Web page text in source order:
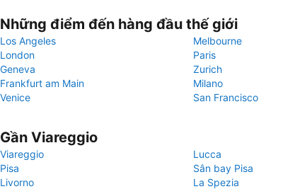
Những điểm đến hàng đầu thế giới
Los Angeles
Melbourne
London
Paris
Geneva
Zurich
Frankfurt am Main
Milano
Venice
San Francisco
Gần Viareggio
Viareggio
Lucca
Pisa
Sân bay Pisa
Livorno
La Spezia